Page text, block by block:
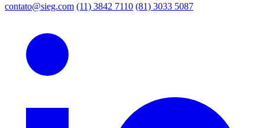
contato@sieg.com (11) 3842 7110 (81) 3033 5087